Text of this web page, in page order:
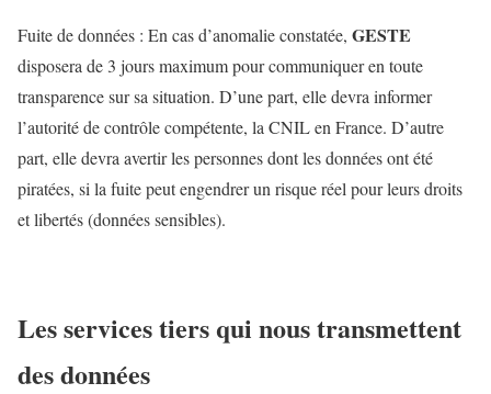
Fuite de données : En cas d’anomalie constatée, GESTE
disposera de 3 jours maximum pour communiquer en toute
transparence sur sa situation. D’une part, elle devra informer
l’autorité de contrôle compétente, la CNIL en France. D’autre
part, elle devra avertir les personnes dont les données ont été
piratées, si la fuite peut engendrer un risque réel pour leurs droits
et libertés (données sensibles).
Les services tiers qui nous transmettent
des données